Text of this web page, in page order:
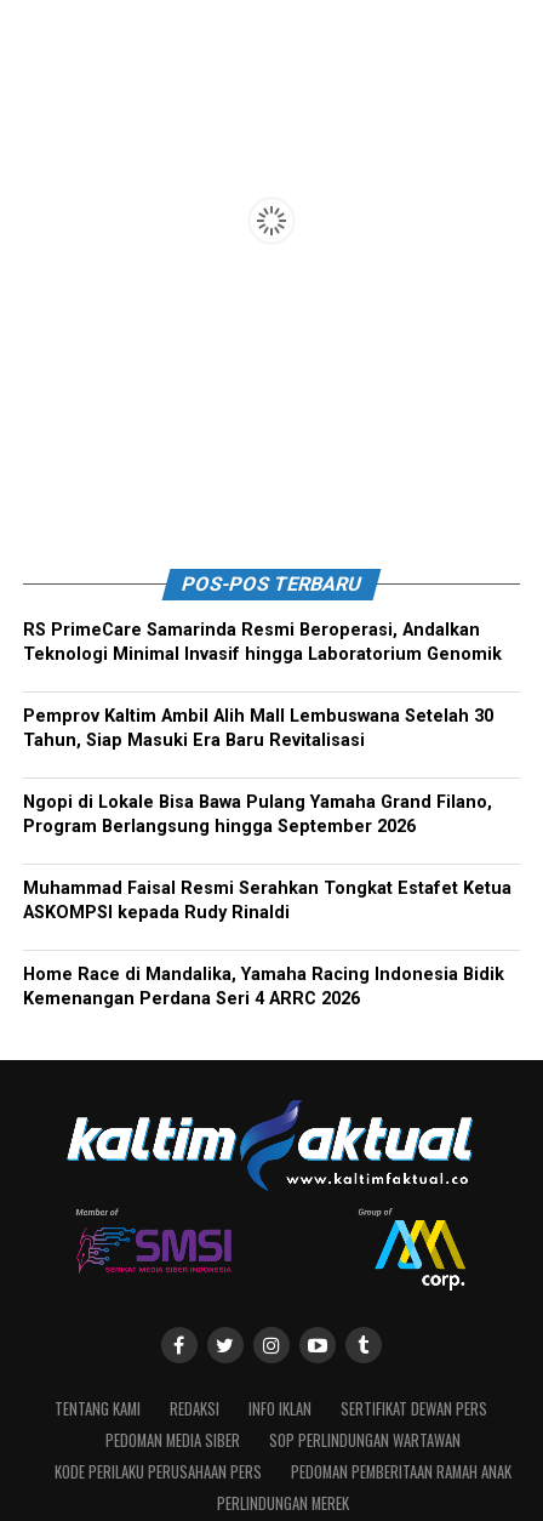
POS-POS TERBARU
RS PrimeCare Samarinda Resmi Beroperasi, Andalkan
Teknologi Minimal Invasif hingga Laboratorium Genomik
Pemprov Kaltim Ambil Alih Mall Lembuswana Setelah 30
Tahun, Siap Masuki Era Baru Revitalisasi
Ngopi di Lokale Bisa Bawa Pulang Yamaha Grand Filano,
Program Berlangsung hingga September 2026
Muhammad Faisal Resmi Serahkan Tongkat Estafet Ketua
ASKOMPSI kepada Rudy Rinaldi
Home Race di Mandalika, Yamaha Racing Indonesia Bidik
Kemenangan Perdana Seri 4 ARRC 2026
TENTANG KAMI REDAKSI INFO IKLAN
SERTIFIKAT DEWAN PERS
PEDOMAN MEDIA SIBER
SOP PERLINDUNGAN WARTAWAN
KODE PERILAKU PERUSAHAAN PERS
PEDOMAN PEMBERITAAN RAMAH ANAK
PERLINDUNGAN MEREK